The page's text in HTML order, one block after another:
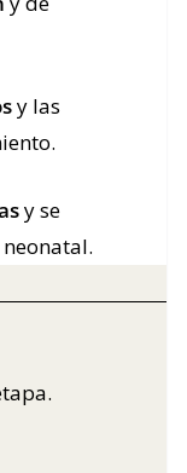
y las
y se